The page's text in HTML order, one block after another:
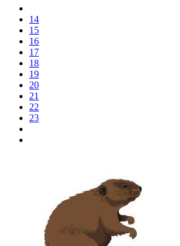
14
15
16
17
18
19
20
21
22
23